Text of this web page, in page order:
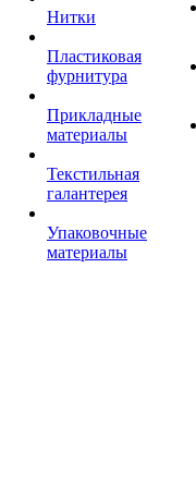
Нитки
Пластиковая
фурнитура
Прикладные
материалы
Текстильная
галантерея
Упаковочные
материалы